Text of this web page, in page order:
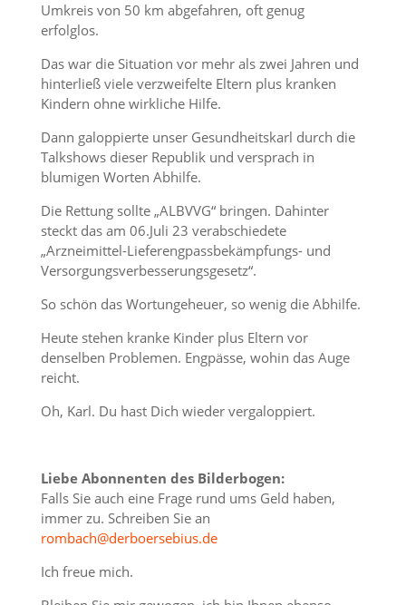
Umkreis von 50 km abgefahren, oft genug
erfolglos.
Das war die Situation vor mehr als zwei Jahren und
hinterließ viele verzweifelte Eltern plus kranken
Kindern ohne wirkliche Hilfe.
Dann galoppierte unser Gesundheitskarl durch die
Talkshows dieser Republik und versprach in
blumigen Worten Abhilfe.
Die Rettung sollte „ALBVVG“ bringen. Dahinter
steckt das am 06.Juli 23 verabschiedete
„Arzneimittel-Lieferengpassbekämpfungs- und
Versorgungsverbesserungsgesetz“.
So schön das Wortungeheuer, so wenig die Abhilfe.
Heute stehen kranke Kinder plus Eltern vor
denselben Problemen. Engpässe, wohin das Auge
reicht.
Oh, Karl. Du hast Dich wieder vergaloppiert.
Liebe Abonnenten des Bilderbogen:
Falls Sie auch eine Frage rund ums Geld haben,
immer zu. Schreiben Sie an
rombach@derboersebius.de
Ich freue mich.